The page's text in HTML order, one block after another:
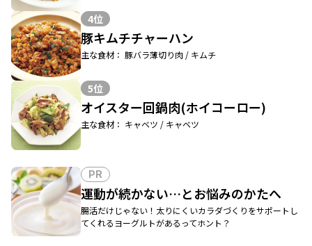
4位
豚キムチチャーハン
主な食材： 豚バラ薄切り肉 / キムチ
5位
オイスター回鍋肉(ホイコーロー)
主な食材： キャベツ / キャベツ
PR
運動が続かない…とお悩みのかたへ
腸活だけじゃない！太りにくいカラダづくりをサポートし
てくれるヨーグルトがあるってホント？